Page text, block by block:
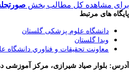
برای مشاهده کل مطالب بخش
پایگاه های مرتبط
دانشگاه علوم پزشکی گلستان
وبدا گلستان
معاونت تحقيقات و فناوري دانشگاه
آدرس: بلوار صیاد شیرازی، مرکز آموزشی